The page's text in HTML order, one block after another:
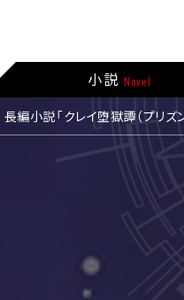
小説 Novel
長編小説「クレイ堕獄譚（プリズ